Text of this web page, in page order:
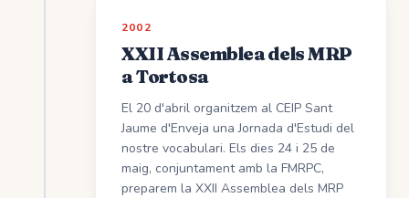
2002
XXII Assemblea dels MRP
a Tortosa
El 20 d'abril organitzem al CEIP Sant
Jaume d'Enveja una Jornada d'Estudi del
nostre vocabulari. Els dies 24 i 25 de
maig, conjuntament amb la FMRPC,
preparem la XXII Assemblea dels MRP